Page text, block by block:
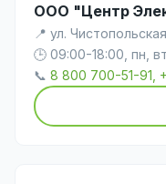
ООО "Центр
📍 ул.
🕒 09:00-18:00, пн,
📞 8 800 700-51-91,